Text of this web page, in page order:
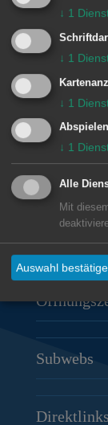
© Stadt Aalen,
Unsere
Rathaus
73430
Subwebs
Direktlinks
↓ 1
↓ 1
↓ 1
↓ 1
Alle
Mit
Auswahl